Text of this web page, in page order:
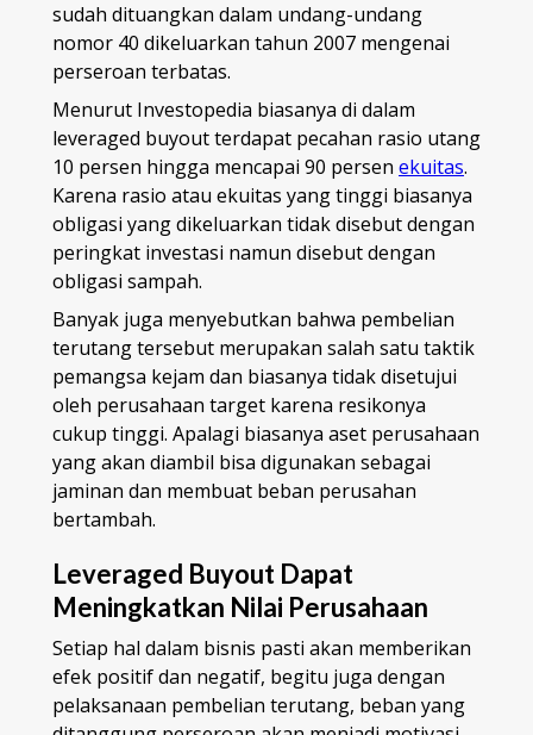
sudah dituangkan dalam undang-undang
nomor 40 dikeluarkan tahun 2007 mengenai
perseroan terbatas.
Menurut Investopedia biasanya di dalam
leveraged buyout terdapat pecahan rasio utang
10 persen hingga mencapai 90 persen ekuitas.
Karena rasio atau ekuitas yang tinggi biasanya
obligasi yang dikeluarkan tidak disebut dengan
peringkat investasi namun disebut dengan
obligasi sampah.
Banyak juga menyebutkan bahwa pembelian
terutang tersebut merupakan salah satu taktik
pemangsa kejam dan biasanya tidak disetujui
oleh perusahaan target karena resikonya
cukup tinggi. Apalagi biasanya aset perusahaan
yang akan diambil bisa digunakan sebagai
jaminan dan membuat beban perusahan
bertambah.
Leveraged Buyout Dapat
Meningkatkan Nilai Perusahaan
Setiap hal dalam bisnis pasti akan memberikan
efek positif dan negatif, begitu juga dengan
pelaksanaan pembelian terutang, beban yang